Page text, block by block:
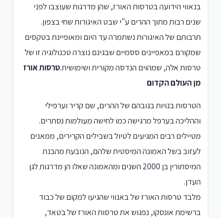
בנאווי הידועה בטרסות האורז, שהן מדרגות שעוצבו לפני
שנים רבות מתוך ההרים ע"י שבט האיגורות שחי בצפון.
תרבותם של האיגורות נשתמרה עד היום ומאופיינת בטקסים
שמקורם במאפיינים ססמיים שבגינם נוצרה טכנולוגיה זו של
טרסות אלה, שמהוים הנדסה מקורית ושימושית.טרסות אורז
מן העולם הקדום
הטרסות בנויות בגובהם של ההרים, שם קריר וערפילי
וההליכה בערפל מרגישה כמו לחישה מעולמות נסתרים.
מטיילים רבים המגיעים לטיול בשבילים הקרירים, ממאנים
לעזוב בשל האמונה המיסטית שלהם, הנובעת מהבנת
המיסתורין בן 2000 השנים ומהאמונה שאלו הן מדרגות לגן
העדן.
מלבד טרסות האורז של באנווי שהגיעו למקום של כבוד
ברשימת אונסקו, נפגוש את טרסות האורז של בטאד,